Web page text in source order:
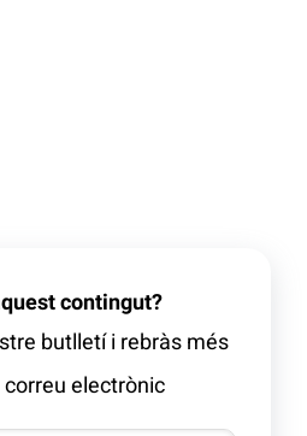
contingut?
butlletí i rebràs més
electrònic